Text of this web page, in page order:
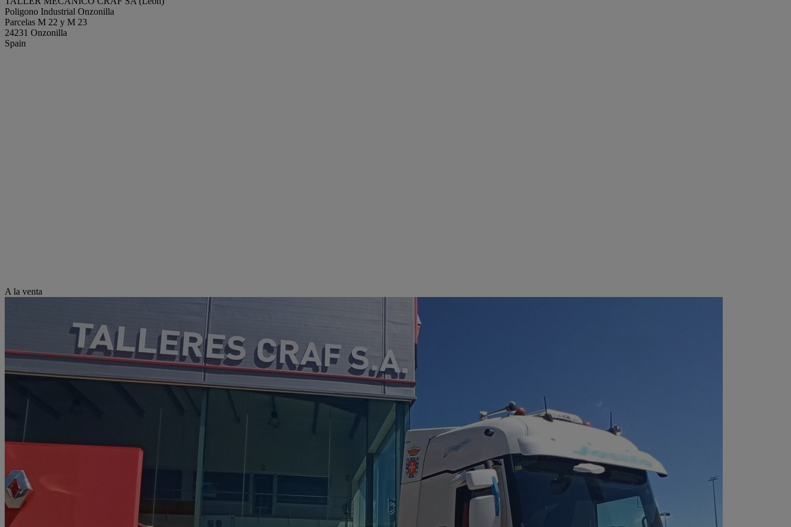
Poligono Industrial Onzonilla
Parcelas M 22 y M 23
24231 Onzonilla
Spain
A la venta